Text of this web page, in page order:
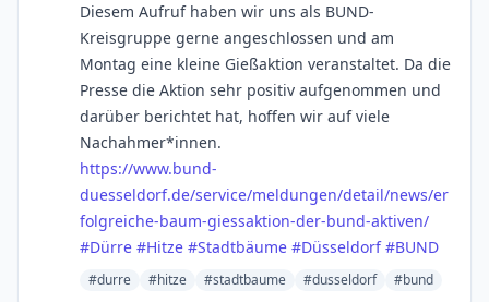
Diesem Aufruf haben wir uns als BUND-
Kreisgruppe gerne angeschlossen und am
Montag eine kleine Gießaktion veranstaltet. Da die
Presse die Aktion sehr positiv aufgenommen und
darüber berichtet hat, hoffen wir auf viele
Nachahmer*innen.
https://www.bund-
duesseldorf.de/service/meldungen/detail/news/er
folgreiche-baum-giessaktion-der-bund-aktiven/
#Dürre #Hitze #Stadtbäume #Düsseldorf #BUND
#durre #hitze #stadtbaume #dusseldorf #bund